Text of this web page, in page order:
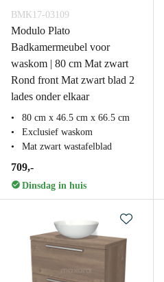
BMK17-03109
Modulo Plato
Badkamermeubel voor
waskom | 80 cm Mat zwart
Rond front Mat zwart blad 2
lades onder elkaar
80 cm x 46.5 cm x 66.5 cm
Exclusief waskom
Mat zwart wastafelblad
709,-
Dinsdag in huis